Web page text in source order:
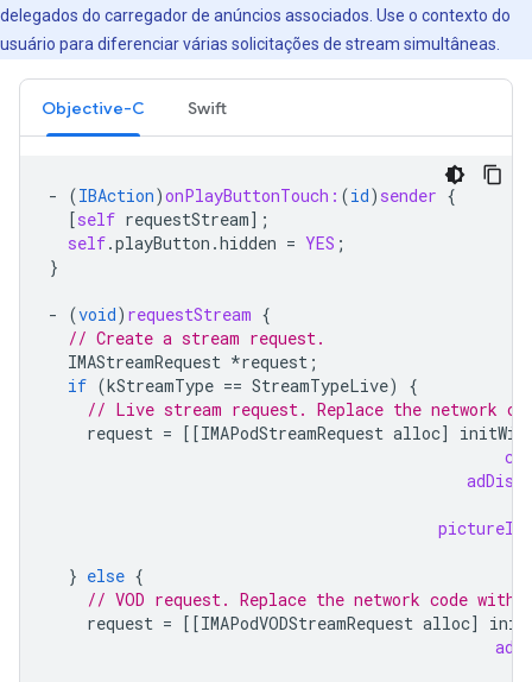
delegados do carregador de anúncios associados. Use o contexto do
usuário para diferenciar várias solicitações de stream simultâneas.
Objective-C Swift
- (IBAction)onPlayButtonTouch: (id) sender {
[self requestStream];
self.playButton .hidden = YES ;
}
- (void) requestStream {
// Create a stream request.
IMAStreamRequest *request ;
if (kStreamType == StreamTypeLive)
{
// Live stream request. Replace the network
request = [[IMAPodStreamRequest alloc]
} else {
// VOD request. Replace the network code with
request = [[IMAPodVODStreamRequest alloc]